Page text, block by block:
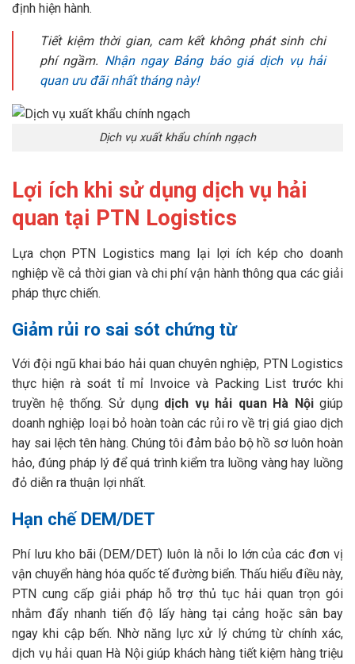
định hiện hành.
Tiết kiệm thời gian, cam kết không phát sinh chi
phí ngầm. Nhận ngay Bảng báo giá dịch vụ hải
quan ưu đãi nhất tháng này!
Dịch vụ xuất khẩu chính ngạch
Lợi ích khi sử dụng dịch vụ hải
quan tại PTN Logistics
Lựa chọn PTN Logistics mang lại lợi ích kép cho doanh
nghiệp về cả thời gian và chi phí vận hành thông qua các giải
pháp thực chiến.
Giảm rủi ro sai sót chứng từ
Với đội ngũ khai báo hải quan chuyên nghiệp, PTN Logistics
thực hiện rà soát tỉ mỉ Invoice và Packing List trước khi
truyền hệ thống. Sử dụng dịch vụ hải quan Hà Nộigiúp
doanh nghiệp loại bỏ hoàn toàn các rủi ro về trị giá giao dịch
hay sai lệch tên hàng. Chúng tôi đảm bảo bộ hồ sơ luôn hoàn
hảo, đúng pháp lý để quá trình kiểm tra luồng vàng hay luồng
đỏ diễn ra thuận lợi nhất.
Hạn chế DEM/DET
Phí lưu kho bãi (DEM/DET) luôn là nỗi lo lớn của các đơn vị
vận chuyển hàng hóa quốc tế đường biển. Thấu hiểu điều này,
PTN cung cấp giải pháp hỗ trợ thủ tục hải quan trọn gói
nhằm đẩy nhanh tiến độ lấy hàng tại cảng hoặc sân bay
ngay khi cập bến. Nhờ năng lực xử lý chứng từ chính xác,
dịch vụ hải quan Hà Nội giúp khách hàng tiết kiệm hàng triệu